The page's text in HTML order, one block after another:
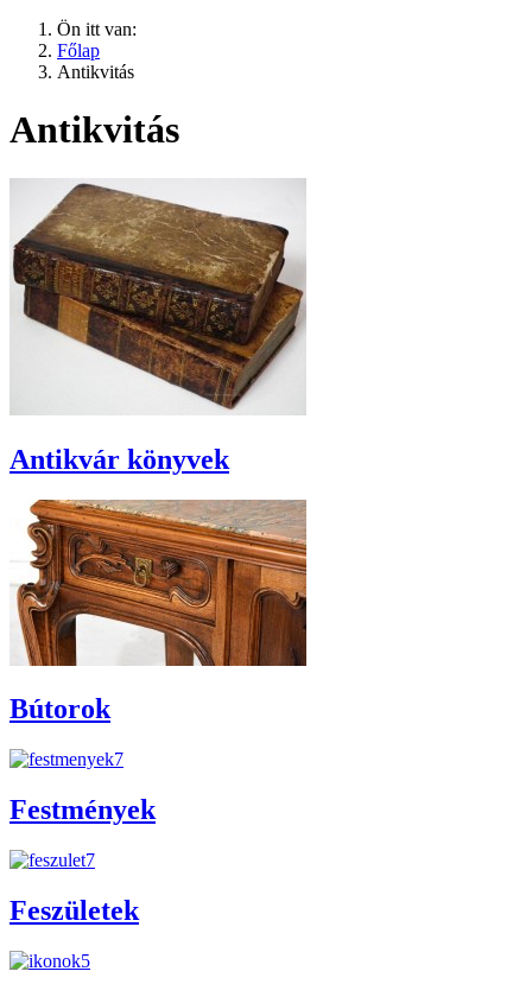
Ön itt van:
Főlap
Antikvitás
Antikvitás
Antikvár könyvek
Bútorok
Festmények
Feszületek